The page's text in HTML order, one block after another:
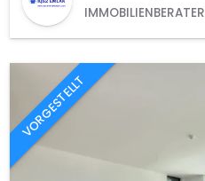
IMMOBILIENBERATER
VORGESTELLT